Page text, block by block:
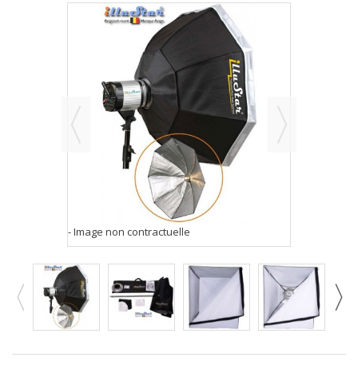
- Image non contractuelle